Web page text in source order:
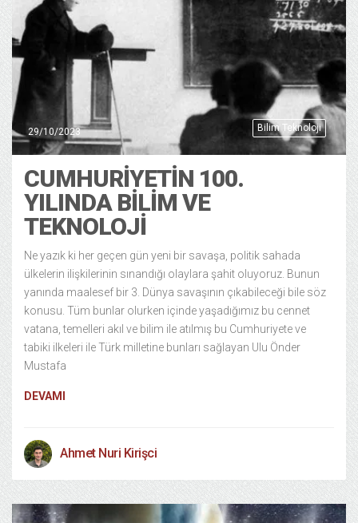
Bilim Teknoloji
29/10/2023
CUMHURIYETIN 100.
YILINDA BILIM VE
TEKNOLOJI
Ne yazık ki her geçen gün yeni bir savaşa, politik sahada
ülkelerin ilişkilerinin sınandığı olaylara şahit oluyoruz. Bunun
yanında maalesef bir 3. Dünya savaşının çıkabileceği bile söz
konusu. Tüm bunlar olurken içinde yaşadığımız bu cennet
vatana, temelleri akıl ve bilim ile atılmış bu Cumhuriyete ve
tabiki ilkeleri ile Türk milletine bunları sağlayan Ulu Önder
Mustafa
DEVAMI
Ahmet Nuri Kirişci